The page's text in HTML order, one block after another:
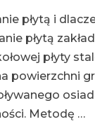
płytą i
płytą
płyty
powierzchni
Metodę …